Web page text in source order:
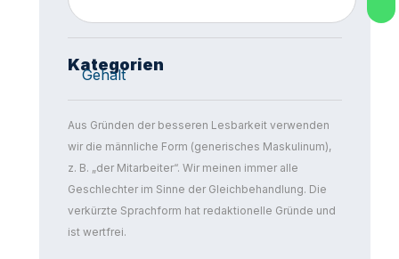
Kategorien
Gehalt
Aus Gründen der besseren Lesbarkeit verwenden
wir die männliche Form (generisches Maskulinum),
z. B. „der Mitarbeiter“. Wir meinen immer alle
Geschlechter im Sinne der Gleichbehandlung. Die
verkürzte Sprachform hat redaktionelle Gründe und
ist wertfrei.